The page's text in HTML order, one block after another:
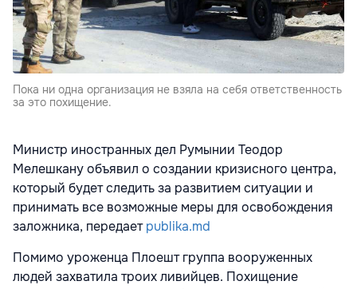
Пока ни одна организация не взяла на себя ответственность
за это похищение.
Министр иностранных дел Румынии Теодор
Мелешкану объявил о создании кризисного центра,
который будет следить за развитием ситуации и
принимать все возможные меры для освобождения
заложника, передаетpublika.md
Помимо уроженца Плоешт группа вооруженных
людей захватила троих ливийцев. Похищение